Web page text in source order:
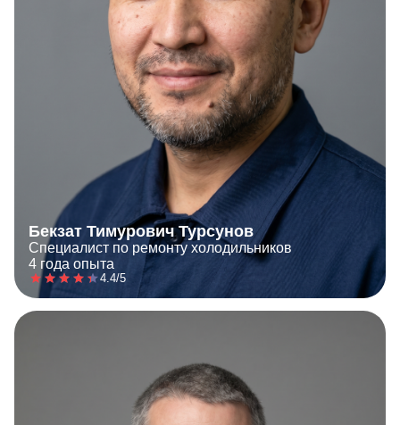
Бекзат Тимурович Турсунов
Специалист по ремонту холодильников
4 года опыта
4.4/5